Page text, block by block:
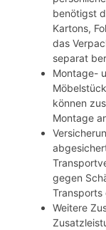
benötigst
Kartons,
das
separat
Montage-
können
Montage
gegen
Weitere